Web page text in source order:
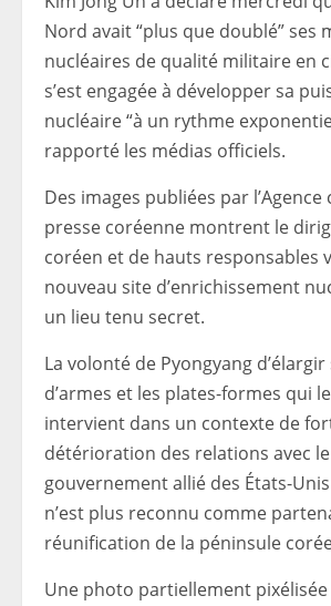
Nord avait “plus que doublé” ses
nucléaires de qualité militaire en
s’est engagée à développer sa
nucléaire “à un rythme
rapporté les médias officiels.
Des images publiées par
presse coréenne montrent le
coréen et de hauts responsables
nouveau site d’enrichissement
un lieu tenu secret.
La volonté de Pyongyang
d’armes et les plates-formes qui
intervient dans un contexte de
détérioration des relations avec le
gouvernement allié des États-
n’est plus reconnu comme
réunification de la péninsule
Une photo partiellement